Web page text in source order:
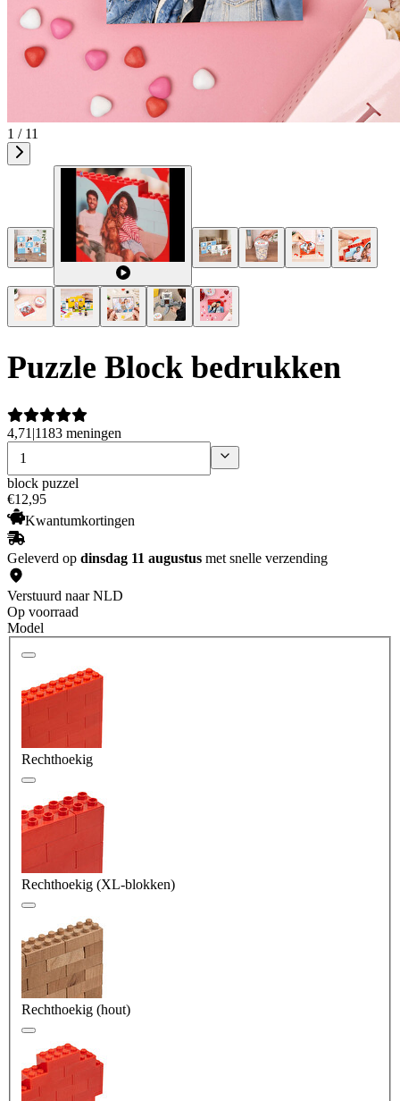
1 / 11
Puzzle Block bedrukken
4,71 |1183 meningen
block puzzel
€12,95
Kwantumkortingen
Geleverd op dinsdag 11 augustus met snelle verzending
Verstuurd naar NLD
Op voorraad
Model
Rechthoekig
Rechthoekig (XL-blokken)
Rechthoekig (hout)